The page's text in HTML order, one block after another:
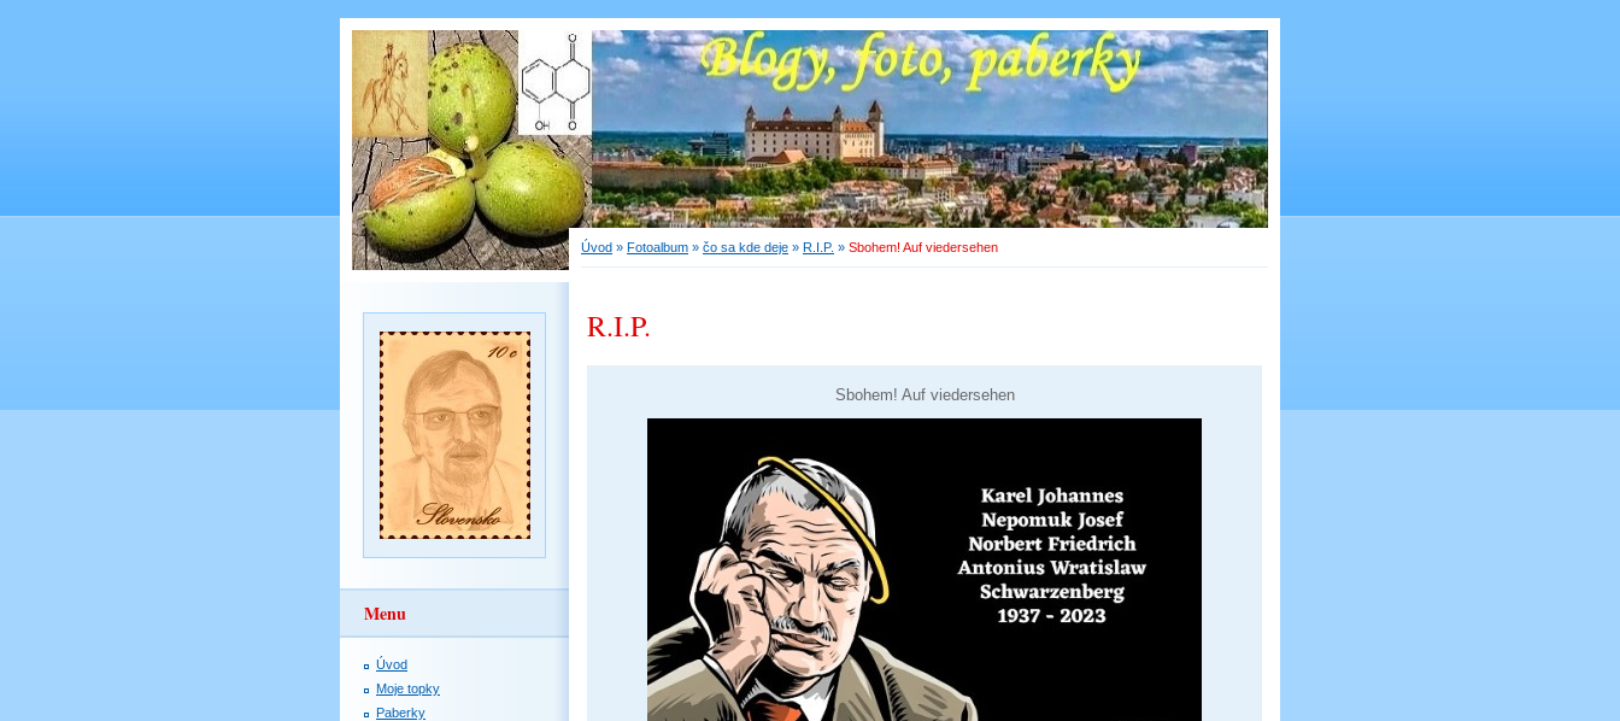
Menu
Úvod
Moje topky
Paberky
Úvod » Fotoalbum » čo sa kde deje » R.I.P. » Sbohem! Auf viedersehen
R.I.P.
Sbohem! Auf viedersehen